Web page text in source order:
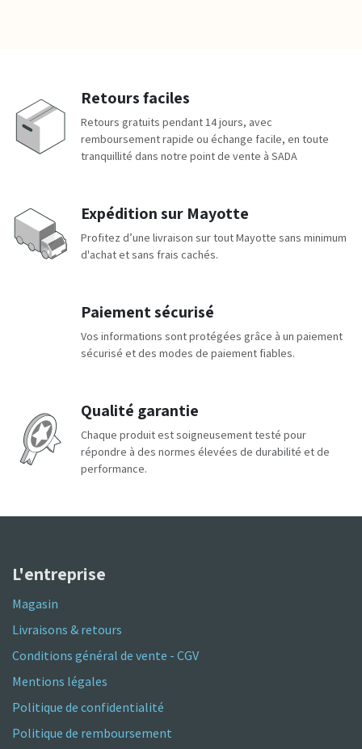
Retours faciles
Retours gratuits pendant 14 jours, avec
remboursement rapide ou échange facile, en toute
tranquillité dans notre point de vente à SADA
Expédition sur Mayotte
Profitez d’une livraison sur tout Mayotte sans minimum
d'achat et sans frais cachés.
Paiement sécurisé
Vos informations sont protégées grâce à un paiement
sécurisé et des modes de paiement fiables.
Qualité garantie
Chaque produit est soigneusement testé pour
répondre à des normes élevées de durabilité et de
performance.
L'entreprise
Magasin
Livraisons & retours
Conditions général de vente - CGV
Mentions légales
Politique de confidentialité
Politique de remboursement